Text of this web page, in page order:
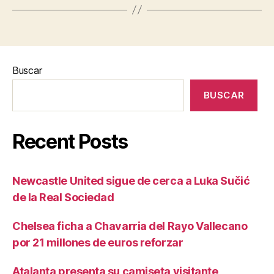
Buscar
BUSCAR
Recent Posts
Newcastle United sigue de cerca a Luka Sučić
de la Real Sociedad
Chelsea ficha a Chavarria del Rayo Vallecano
por 21 millones de euros reforzar
Atalanta presenta su camiseta visitante